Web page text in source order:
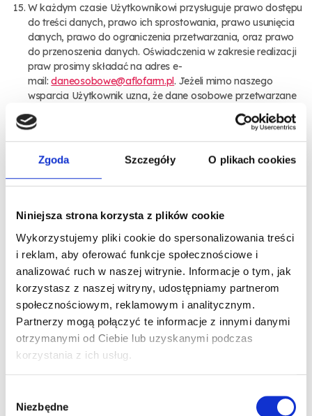
Zgoda Szczegóły O plikach cookies
Niniejsza strona korzysta z plików cookie
Wykorzystujemy pliki cookie do spersonalizowania treści
i reklam, aby oferować funkcje społecznościowe i
analizować ruch w naszej witrynie. Informacje o tym, jak
korzystasz z naszej witryny, udostępniamy partnerom
społecznościowym, reklamowym i analitycznym.
Partnerzy mogą połączyć te informacje z innymi danymi
otrzymanymi od Ciebie lub uzyskanymi podczas
korzystania z ich usług.
Niezbędne
W każdym czasie Użytkownikowi przysługuje prawo dostępu
do treści danych, prawo ich sprostowania, prawo usunięcia
danych, prawo do ograniczenia przetwarzania, oraz prawo
do przenoszenia danych. Oświadczenia w zakresie realizacji
praw prosimy składać na adres e-
mail:daneosobowe@aflofarm.pl. Jeżeli mimo naszego
wsparcia Użytkownik uzna, że dane osobowe przetwarzane
są niezgodnie z przepisami obowiązującego prawa,
przysługuje prawo wniesienia skargi do organu nadzorczego
(tj. Prezesa Urzędu Ochrony Danych Osobowych).
Użytkownikom przysługuje prawo do wniesienia sprzeciwu na
przetwarzanie danych osobowych, gdy odbywa się ono na
podstawie prawnie uzasadnionego interesu
Prywatności stosuje się odpowiednio właściwe przepisy
prawa.
Administrator Danych Osobowych zastrzega sobie prawo
zmiany niniejszej polityki prywatności poprzez opublikowanie
nowej wersji w Serwisie.
POLITYKA COOKIES
Co to są pliki cookies?
Pliki cookies to małe pliki tekstowe przechowywane na
komputerze użytkownika, które pozwalają zapamiętać przepływ
informacji między serwisami internetowymi i przeglądarką. Spełnią